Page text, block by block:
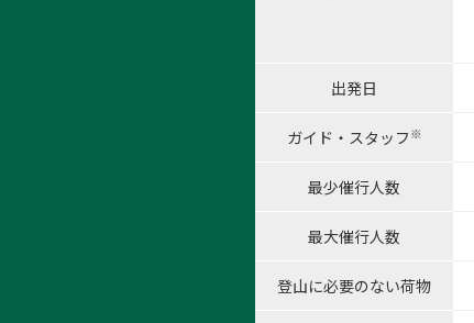
出発日
ガイド・スタッフ ※
最少催行人数
最大催行人数
登山に必要のない荷物